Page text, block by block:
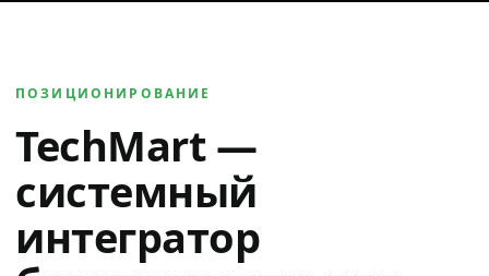
ПОЗИЦИОНИРОВАНИЕ
TechMart —
системный
интегратор